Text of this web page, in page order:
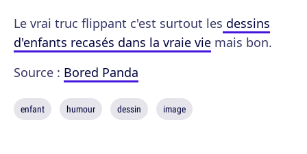
Le vrai truc flippant c'est surtout les dessins
d'enfants recasés dans la vraie vie mais bon.
Source : Bored Panda
enfant humour dessin image